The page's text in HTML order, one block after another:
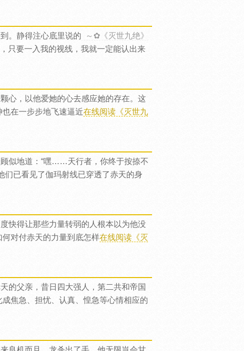
。静得注心底里说的
～✿《灭世九绝》
只要一入我的视线，我就一定能认出来
心，以他爱她的心去感应她的存在。这
在一步步地飞速逼近在线阅读《灭世九
顾似地道：“嘿……天行者，你终于按捺不
们已看见了伽玛射线已穿透了赤天的身
快得让那些力量转弱的人根本以为他没
对付赤天的力量到底怎样在线阅读《灭
的父亲，昔日四大强人，第二共和帝国
焦急、担忧、认真、惶急等心情相应的